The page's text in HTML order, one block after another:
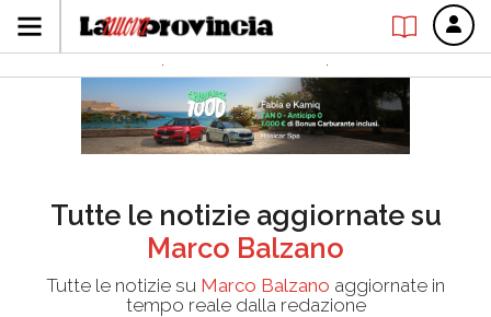
Tutte le notizie aggiornate su
Marco Balzano
Tutte le notizie su Marco Balzano aggiornate in
tempo reale dalla redazione